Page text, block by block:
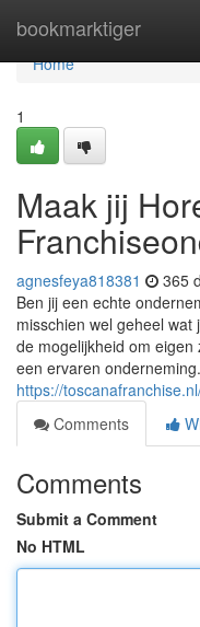
bookmarktiger
Home
Home
1
Maak jij
agnesfeya818381 365
Ben jij een echte
misschien wel geheel
de mogelijkheid om
een ervaren
https://
Comments
Comments
Submit a Comment
No HTML